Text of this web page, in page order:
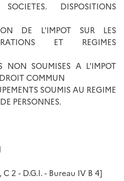
DISPOSITIONS
DE L'IMPOT SUR LES
ET REGIMES
NON SOUMISES A L'IMPOT
COMMUN
SOUMIS AU REGIME
PERSONNES.
C 2 - D.G.I. - Bureau IV B 4]